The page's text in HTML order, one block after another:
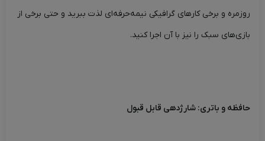
روزمره و برخی کارهای گرافیکی نیمه‌حرفه‌ای لذت ببرید و حتی برخی از
بازی‌های سبک را نیز با آن اجرا کنید.
حافظه و باتری: شارژدهی قابل قبول